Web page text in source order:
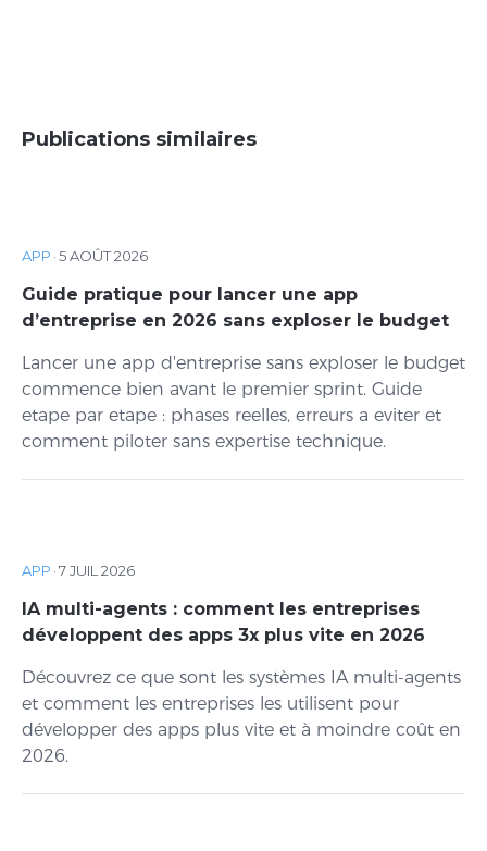
Publications similaires
APP ·5 AOÛT 2026
Guide pratique pour lancer une app
d’entreprise en 2026 sans exploser le budget
Lancer une app d'entreprise sans exploser le budget
commence bien avant le premier sprint. Guide
etape par etape : phases reelles, erreurs a eviter et
comment piloter sans expertise technique.
APP ·7 JUIL 2026
IA multi-agents : comment les entreprises
développent des apps 3x plus vite en 2026
Découvrez ce que sont les systèmes IA multi-agents
et comment les entreprises les utilisent pour
développer des apps plus vite et à moindre coût en
2026.